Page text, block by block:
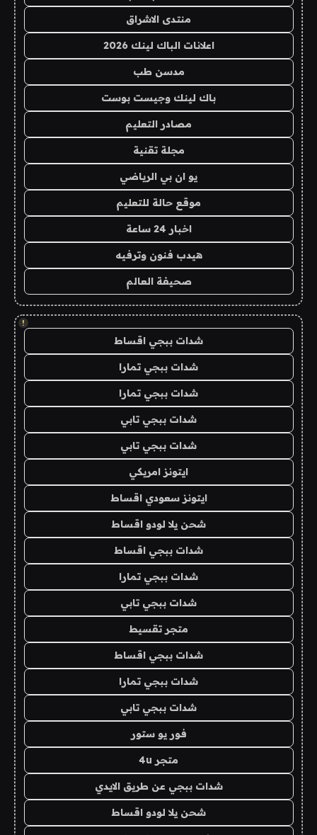
منتدى الاشراق
اعلانات الباك لينك 2026
مدسن طب
باك لينك وجيست بوست
مصادر التعليم
مجلة تقنية
يو ان بي الرياضي
موقع حالة للتعليم
اخبار 24 ساعة
هيدب فنون وترفيه
صحيفة العالم
!
شدات ببجي اقساط
شدات ببجي تمارا
شدات ببجي تمارا
شدات ببجي تابي
شدات ببجي تابي
ايتونز امريكي
ايتونز سعودي اقساط
شحن يلا لودو اقساط
شدات ببجي اقساط
شدات ببجي تمارا
شدات ببجي تابي
متجر تقسيط
شدات ببجي اقساط
شدات ببجي تمارا
شدات ببجي تابي
فور يو ستور
متجر 4u
شدات ببجي عن طريق الايدي
شحن يلا لودو اقساط